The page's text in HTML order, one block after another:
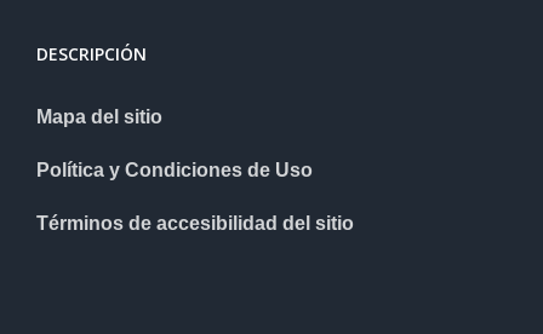
DESCRIPCIÓN
Mapa del sitio
Política y Condiciones de Uso
Términos de accesibilidad del sitio